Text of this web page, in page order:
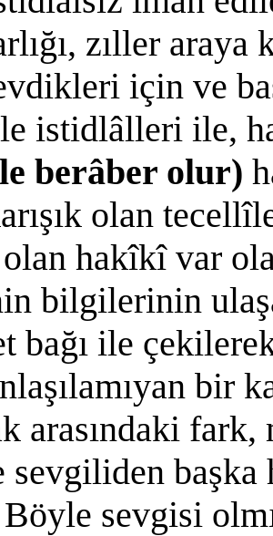
zıller araya
için ve
istidlâlleri ile,
berâber olur)
olan
hakîkî var
bilgilerinin
bağı ile
bir
arasındaki fark,
sevgiliden
sevgisi